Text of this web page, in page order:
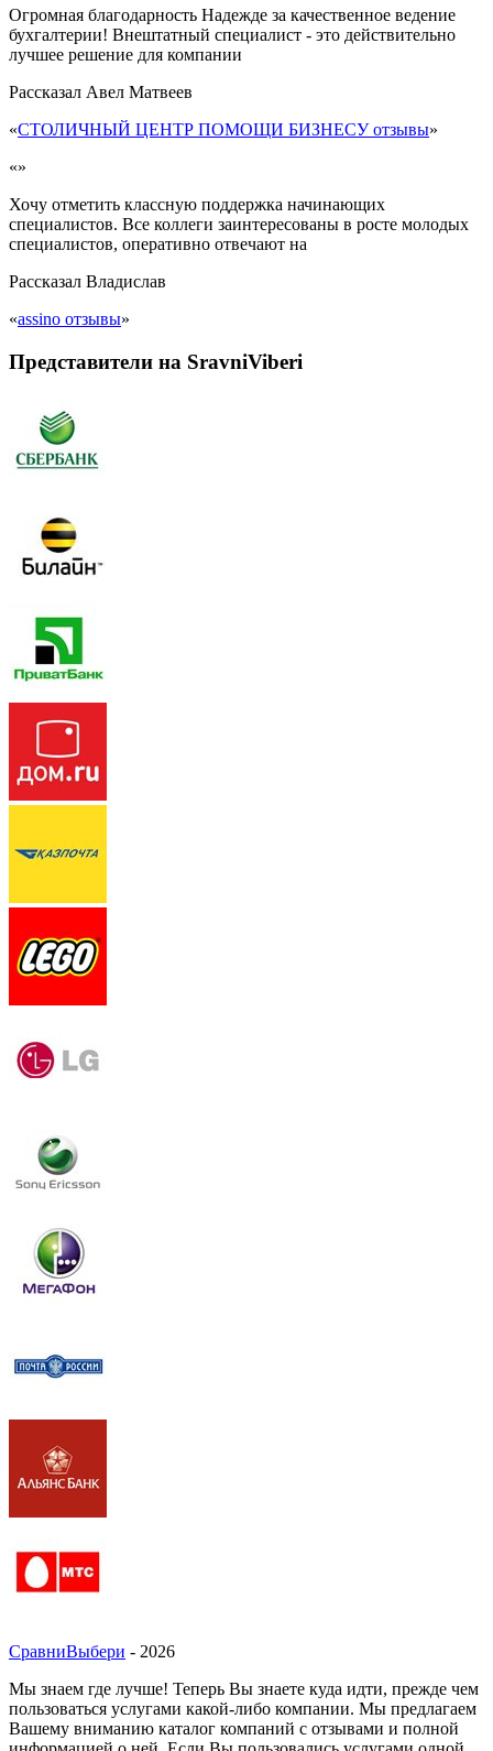
Огромная благодарность Надежде за качественное ведение
бухгалтерии! Внештатный специалист - это действительно
лучшее решение для компании
Рассказал Авел Матвеев
«СТОЛИЧНЫЙ ЦЕНТР ПОМОЩИ БИЗНЕСУ отзывы»
«»
Хочу отметить классную поддержка начинающих
специалистов. Все коллеги заинтересованы в росте молодых
специалистов, оперативно отвечают на
Рассказал Владислав
«assino отзывы»
Представители на SravniViberi
СравниВыбери - 2026
Мы знаем где лучше! Теперь Вы знаете куда идти, прежде чем
пользоваться услугами какой-либо компании. Мы предлагаем
Вашему вниманию каталог компаний с отзывами и полной